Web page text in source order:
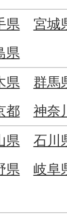
県
宮城
県
県
群馬
都 神奈
県
石川
県
岐阜